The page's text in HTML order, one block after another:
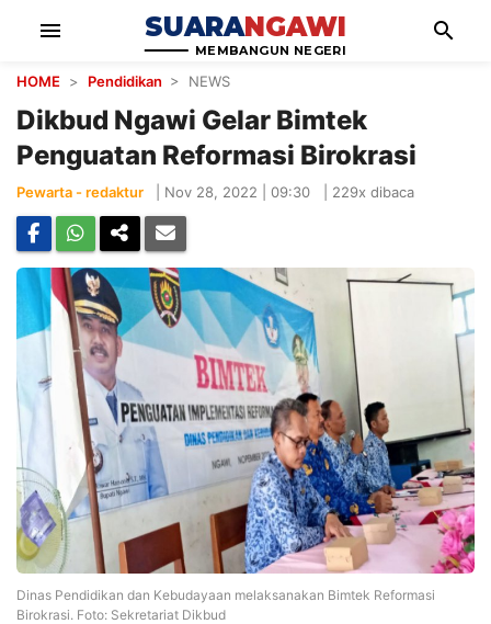
menu SUARANGAWI
MEMBANGUN NEGERI
search
HOME > Pendidikan > NEWS
Dikbud Ngawi Gelar Bimtek
Penguatan Reformasi Birokrasi
Pewarta - redaktur Nov 28, 2022 | 09:30 229x dibaca
Dinas Pendidikan dan Kebudayaan melaksanakan Bimtek Reformasi
Birokrasi. Foto: Sekretariat Dikbud